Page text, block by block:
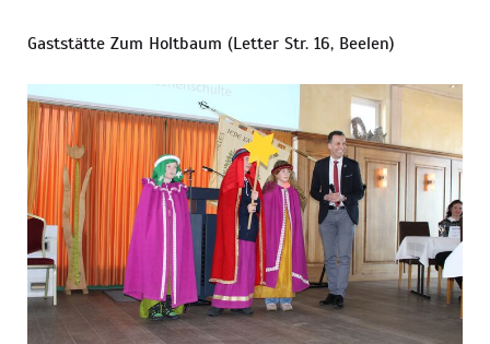
Gaststätte Zum Holtbaum (Letter Str. 16, Beelen)